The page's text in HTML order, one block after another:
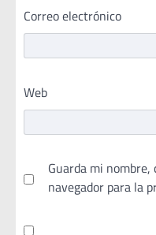
Correo electrónico
Web
Guarda mi
navegador para la